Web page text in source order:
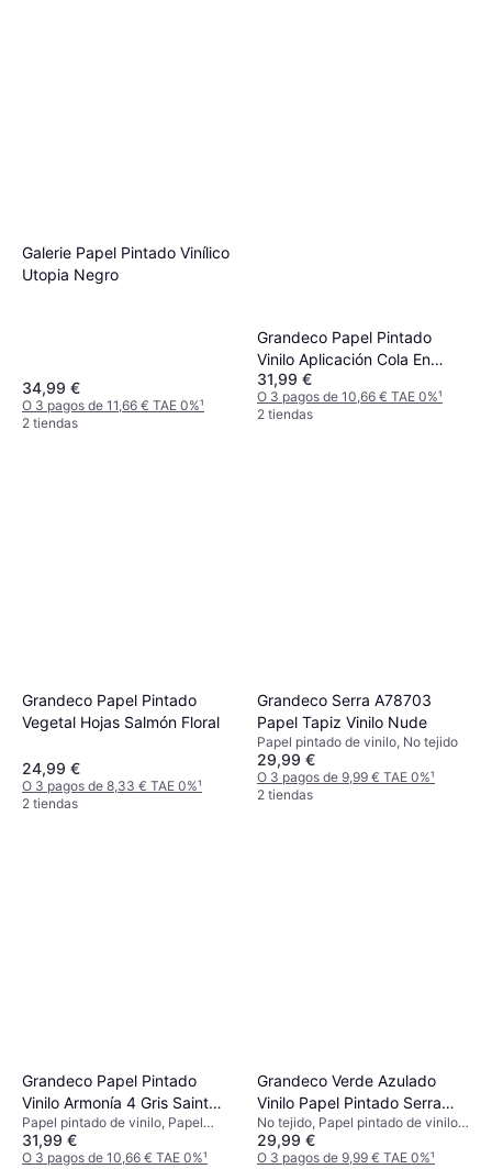
Galerie Papel Pintado Vinílico
Utopia Negro
34,99 €
O 3 pagos de 11,66 € TAE 0%¹
2 tiendas
Grandeco Papel Pintado
Vinilo Aplicación Cola En
Pared
31,99 €
O 3 pagos de 10,66 € TAE 0%¹
2 tiendas
Grandeco Papel Pintado
Vegetal Hojas Salmón Floral
24,99 €
O 3 pagos de 8,33 € TAE 0%¹
2 tiendas
Grandeco Serra A78703
Papel Tapiz Vinilo Nude
Papel pintado de vinilo, No tejido
29,99 €
O 3 pagos de 9,99 € TAE 0%¹
2 tiendas
Grandeco Papel Pintado
Vinilo Armonía 4 Gris Saint
Honore
Papel pintado de vinilo, Papel
pintado, No tejido
31,99 €
O 3 pagos de 10,66 € TAE 0%¹
Grandeco Verde Azulado
Vinilo Papel Pintado Serra
A78710
No tejido, Papel pintado de vinilo,
Floral
29,99 €
O 3 pagos de 9,99 € TAE 0%¹